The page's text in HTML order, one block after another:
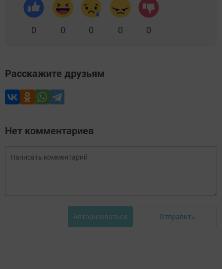
0 0 0 0 0
Расскажите друзьям
Нет комментариев
Авторизоваться Отправить